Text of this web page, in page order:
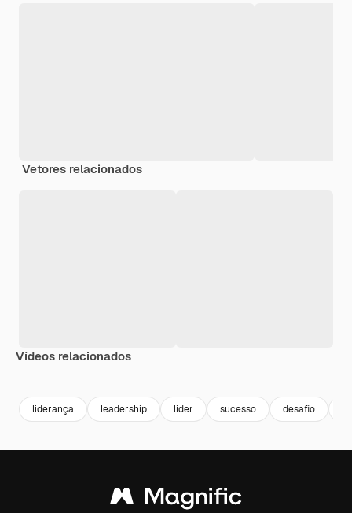
Vetores relacionados
Vídeos relacionados
liderança leadership lider sucesso desafio